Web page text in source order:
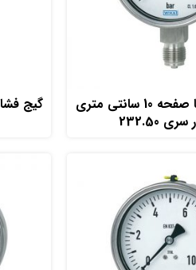
گیج فشار ویکا صفحه 10 سانتی متری